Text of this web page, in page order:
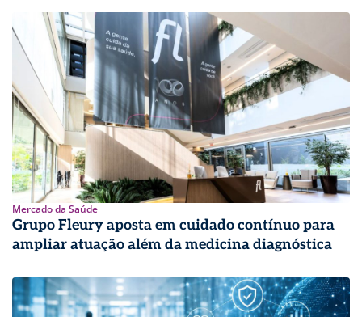
Mercado da Saúde
Grupo Fleury aposta em cuidado contínuo para
ampliar atuação além da medicina diagnóstica